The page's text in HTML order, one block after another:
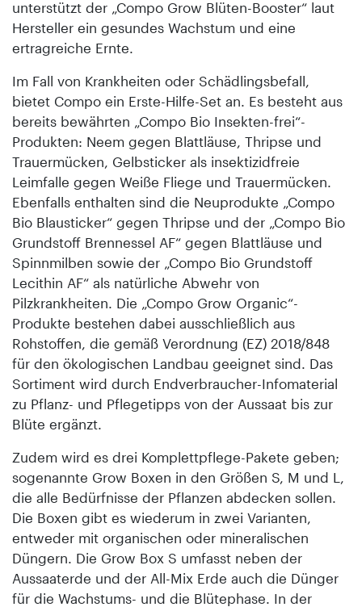
unterstützt der „Compo Grow Blüten-Booster“ laut
Hersteller ein gesundes Wachstum und eine
ertragreiche Ernte.
Im Fall von Krankheiten oder Schädlingsbefall,
bietet Compo ein Erste-Hilfe-Set an. Es besteht aus
bereits bewährten „Compo Bio Insekten-frei“-
Produkten: Neem gegen Blattläuse, Thripse und
Trauermücken, Gelbsticker als insektizidfreie
Leimfalle gegen Weiße Fliege und Trauermücken.
Ebenfalls enthalten sind die Neuprodukte „Compo
Bio Blausticker“ gegen Thripse und der „Compo Bio
Grundstoff Brennessel AF“ gegen Blattläuse und
Spinnmilben sowie der „Compo Bio Grundstoff
Lecithin AF“ als natürliche Abwehr von
Pilzkrankheiten. Die „Compo Grow Organic“-
Produkte bestehen dabei ausschließlich aus
Rohstoffen, die gemäß Verordnung (EZ) 2018/848
für den ökologischen Landbau geeignet sind. Das
Sortiment wird durch Endverbraucher-Infomaterial
zu Pflanz- und Pflegetipps von der Aussaat bis zur
Blüte ergänzt.
Zudem wird es drei Komplettpflege-Pakete geben;
sogenannte Grow Boxen in den Größen S, M und L,
die alle Bedürfnisse der Pflanzen abdecken sollen.
Die Boxen gibt es wiederum in zwei Varianten,
entweder mit organischen oder mineralischen
Düngern. Die Grow Box S umfasst neben der
Aussaaterde und der All-Mix Erde auch die Dünger
für die Wachstums- und die Blütephase. In der